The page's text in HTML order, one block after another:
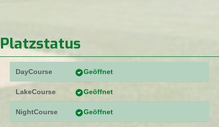
Platzstatus
DayCourse Geöffnet
LakeCourse Geöffnet
NightCourse Geöffnet